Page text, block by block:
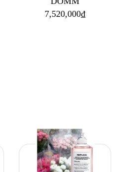
7,520,000₫